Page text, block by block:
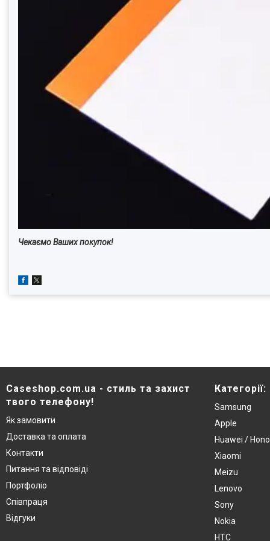
Чекаємо Ваших покупок!
Caseshop.com.ua - стиль та захист
твого телефону!
Як замовити
Доставка та оплата
Контакти
Питання та відповіді
Портфоліо
Співпраця
Відгуки
Категорії:
Samsung
Apple
Huawei /
Xiaomi
Meizu
Lenovo
Sony
Nokia
HTC